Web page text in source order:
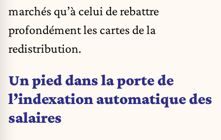
marchés qu’à celui de rebattre
profondément les cartes de la
redistribution.
Un pied dans la porte de
l’indexation automatique des
salaires